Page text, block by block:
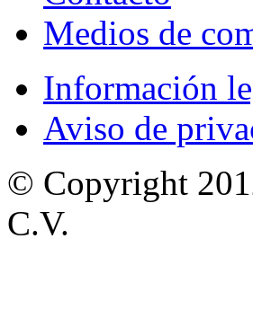
Medios de
Información
Aviso de
© Copyright
C.V.